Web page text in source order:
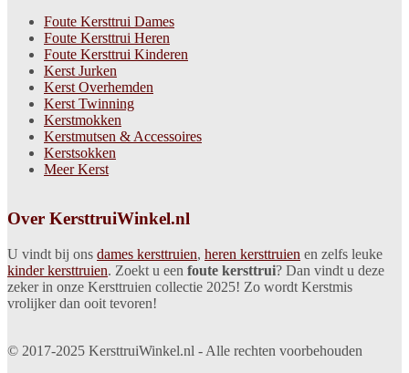
Foute Kersttrui Dames
Foute Kersttrui Heren
Foute Kersttrui Kinderen
Kerst Jurken
Kerst Overhemden
Kerst Twinning
Kerstmokken
Kerstmutsen & Accessoires
Kerstsokken
Meer Kerst
Over KersttruiWinkel.nl
U vindt bij ons dames kersttruien, heren kersttruien en zelfs leuke
kinder kersttruien. Zoekt u een foute kersttrui? Dan vindt u deze
zeker in onze Kersttruien collectie 2025! Zo wordt Kerstmis
vrolijker dan ooit tevoren!
© 2017-2025 KersttruiWinkel.nl - Alle rechten voorbehouden